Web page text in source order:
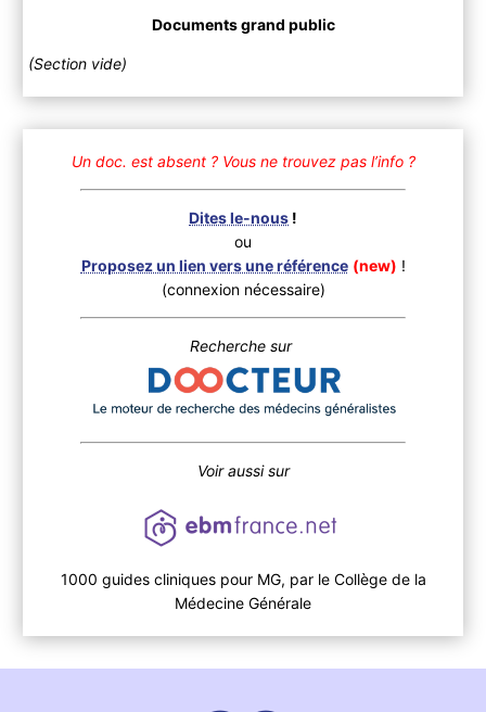
Documents grand public
(Section vide)
Un doc. est absent ? Vous ne trouvez pas l’info ?
Dites le-nous !
ou
Proposez un lien vers une référence (new) !
(connexion nécessaire)
Recherche sur
Voir aussi sur
1000 guides cliniques pour MG, par le Collège de la
Médecine Générale